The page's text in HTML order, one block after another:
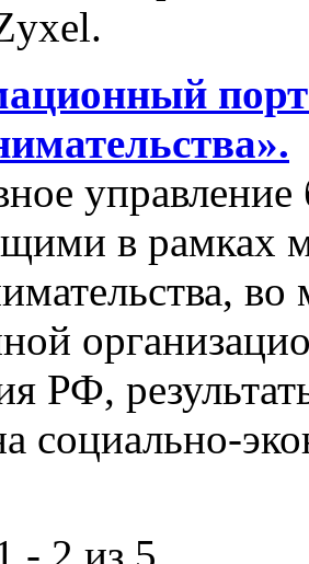
управление
в рамках
РФ,
социально-